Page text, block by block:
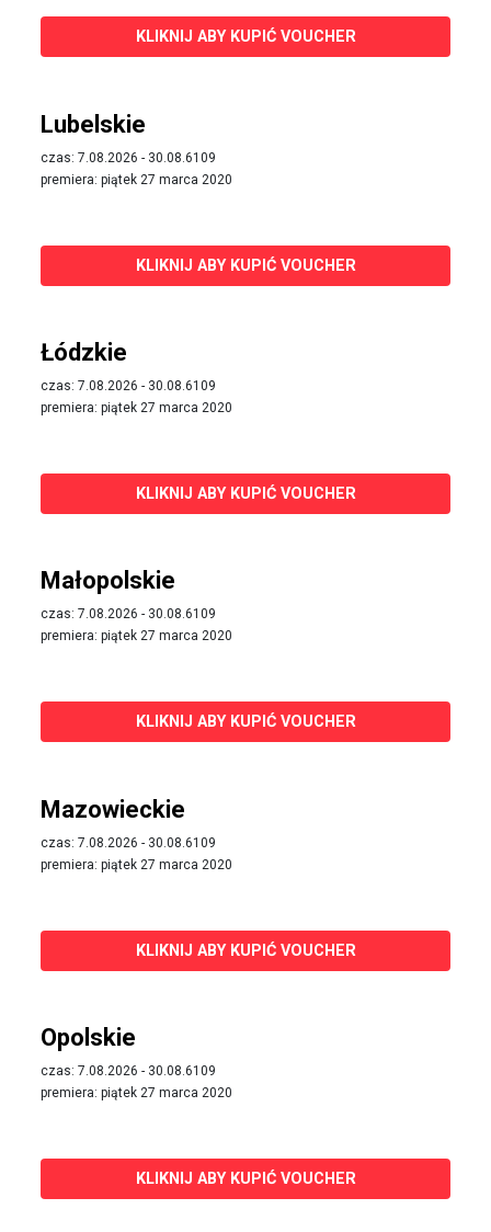
KLIKNIJ ABY KUPIĆ VOUCHER
Lubelskie
czas: 7.08.2026 - 30.08.6109
premiera: piątek 27 marca 2020
KLIKNIJ ABY KUPIĆ VOUCHER
Łódzkie
czas: 7.08.2026 - 30.08.6109
premiera: piątek 27 marca 2020
KLIKNIJ ABY KUPIĆ VOUCHER
Małopolskie
czas: 7.08.2026 - 30.08.6109
premiera: piątek 27 marca 2020
KLIKNIJ ABY KUPIĆ VOUCHER
Mazowieckie
czas: 7.08.2026 - 30.08.6109
premiera: piątek 27 marca 2020
KLIKNIJ ABY KUPIĆ VOUCHER
Opolskie
czas: 7.08.2026 - 30.08.6109
premiera: piątek 27 marca 2020
KLIKNIJ ABY KUPIĆ VOUCHER